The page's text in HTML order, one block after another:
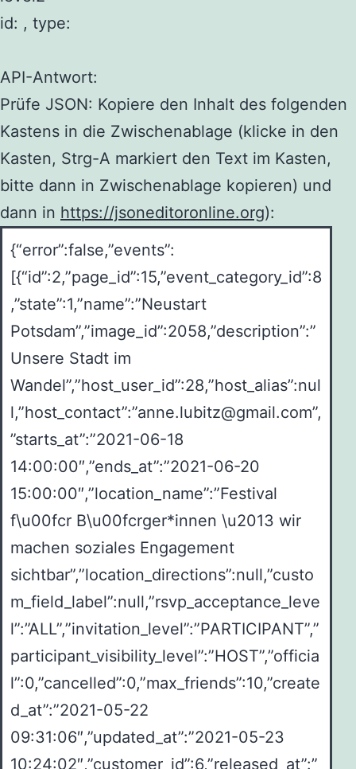
id: , type:
API-Antwort:
Prüfe JSON: Kopiere den Inhalt des folgenden
Kastens in die Zwischenablage (klicke in den
Kasten, Strg-A markiert den Text im Kasten,
bitte dann in Zwischenablage kopieren) und
dann in https://jsoneditoronline.org):